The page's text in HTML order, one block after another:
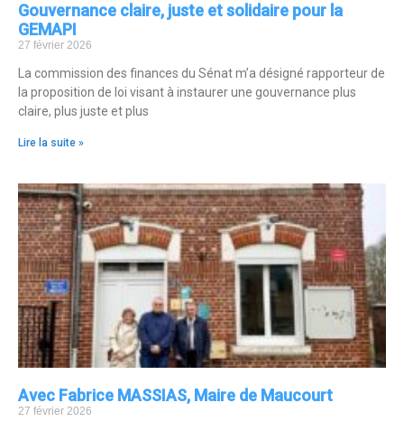
Gouvernance claire, juste et solidaire pour la
GEMAPI
27 février 2026
La commission des finances du Sénat m’a désigné rapporteur de
la proposition de loi visant à instaurer une gouvernance plus
claire, plus juste et plus
Lire la suite »
Avec Fabrice MASSIAS, Maire de Maucourt
27 février 2026